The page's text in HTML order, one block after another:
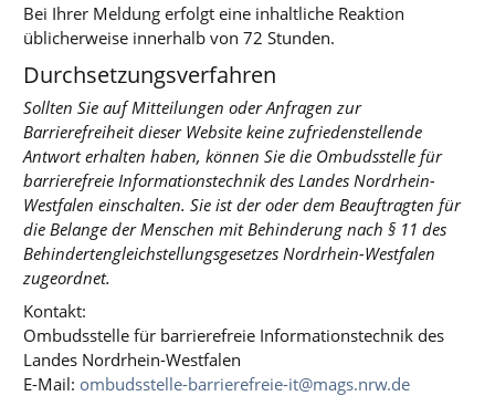
Bei Ihrer Meldung erfolgt eine inhaltliche Reaktion
üblicherweise innerhalb von 72 Stunden.
Durchsetzungsverfahren
Sollten Sie auf Mitteilungen oder Anfragen zur
Barrierefreiheit dieser Website keine zufriedenstellende
Antwort erhalten haben, können Sie die Ombudsstelle für
barrierefreie Informationstechnik des Landes Nordrhein-
Westfalen einschalten. Sie ist der oder dem Beauftragten für
die Belange der Menschen mit Behinderung nach § 11 des
Behindertengleichstellungsgesetzes Nordrhein-Westfalen
zugeordnet.
Kontakt:
Ombudsstelle für barrierefreie Informationstechnik des
Landes Nordrhein-Westfalen
E-Mail: ombudsstelle-barrierefreie-it@mags.nrw.de